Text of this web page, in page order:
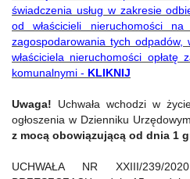
świadczenia usług w zakresie
od właścicieli nieruchomości
zagospodarowania tych
właściciela nieruchomości opłatę
komunalnymi - KLIKNIJ
Uwaga! Uchwała wchodzi w
ogłoszenia w Dzienniku
z mocą obowiązującą od dnia 1
UCHWAŁA NR XXIII/239/